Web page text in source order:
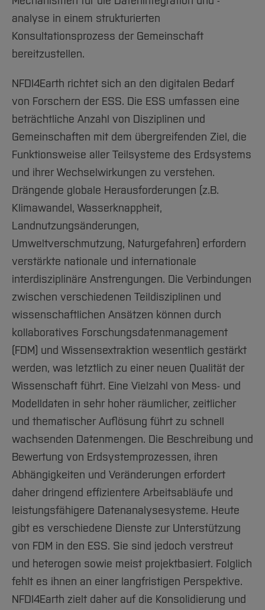
Arbeiten im FB G
Forschung und Projekte
Team
Studiengänge
Studieninteressierte
Studium
Fachgruppen
International
Service
Amtliche Bekanntmachungen
Notfall-Infos
Familiengerechte Hochschule
Diskriminierungsfreie Hochschule
Wahlen
Hochschulbibliothek
Hochschulkommunikation
International Office
qed-Stiftung
Zentrale Studienberatung
analyse in einem strukturierten
Konsultationsprozess der Gemeinschaft
bereitzustellen.
NFDI4Earth richtet sich an den digitalen Bedarf
von Forschern der ESS. Die ESS umfassen eine
beträchtliche Anzahl von Disziplinen und
Gemeinschaften mit dem übergreifenden Ziel, die
Funktionsweise aller Teilsysteme des Erdsystems
und ihrer Wechselwirkungen zu verstehen.
Drängende globale Herausforderungen (z.B.
Klimawandel, Wasserknappheit,
Landnutzungsänderungen,
Umweltverschmutzung, Naturgefahren) erfordern
verstärkte nationale und internationale
interdisziplinäre Anstrengungen. Die Verbindungen
zwischen verschiedenen Teildisziplinen und
wissenschaftlichen Ansätzen können durch
kollaboratives Forschungsdatenmanagement
(FDM) und Wissensextraktion wesentlich gestärkt
werden, was letztlich zu einer neuen Qualität der
Wissenschaft führt. Eine Vielzahl von Mess- und
Modelldaten in sehr hoher räumlicher, zeitlicher
und thematischer Auflösung führt zu schnell
wachsenden Datenmengen. Die Beschreibung und
Bewertung von Erdsystemprozessen, ihren
Abhängigkeiten und Veränderungen erfordert
daher dringend effizientere Arbeitsabläufe und
leistungsfähigere Datenanalysesysteme. Heute
gibt es verschiedene Dienste zur Unterstützung
von FDM in den ESS. Sie sind jedoch verstreut
und heterogen sowie meist projektbasiert. Folglich
fehlt es ihnen an einer langfristigen Perspektive.
NFDI4Earth zielt daher auf die Konsolidierung und